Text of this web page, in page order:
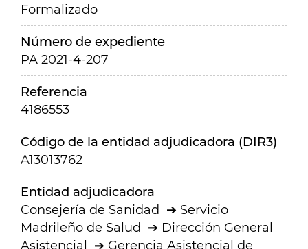
Formalizado
Número de expediente
PA 2021-4-207
Referencia
4186553
Código de la entidad adjudicadora (DIR3)
A13013762
Entidad adjudicadora
Consejería de Sanidad
Servicio
Madrileño de Salud
Dirección General
Asistencial
Gerencia Asistencial de